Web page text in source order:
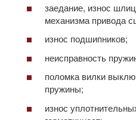
заедание, износ
механизма привода
износ подшипников;
неисправность
поломка вилки
пружины;
износ